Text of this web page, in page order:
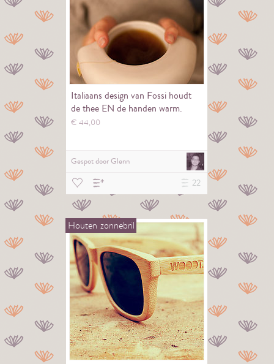
Italiaans design van Fossi houdt
de thee EN de handen warm.
€44,00
Gespot doorGlenn
22
Houten zonnebril